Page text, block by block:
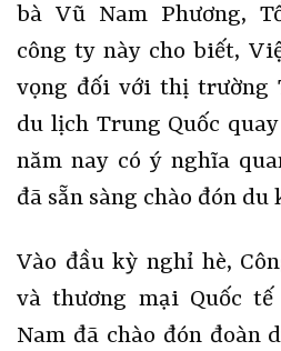
bà Vũ Nam Phương,
công ty này cho biết,
vọng đối với thị trường
du lịch Trung Quốc
năm nay có ý nghĩa
đã sẵn sàng chào đón du
Vào đầu kỳ nghỉ hè,
và thương mại Quốc
Nam đã chào đón đoàn